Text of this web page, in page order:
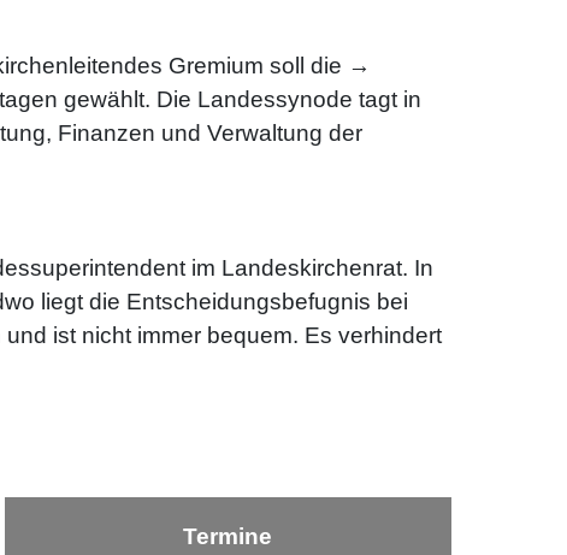
Gremium soll die →
gewählt. Die Landessynode tagt in
Finanzen und Verwaltung der
im Landeskirchenrat. In
liegt die Entscheidungsbefugnis bei
ist nicht immer bequem. Es verhindert
Termine